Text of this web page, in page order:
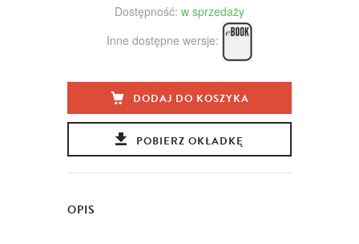
Dostępność: w sprzedaży
Inne dostępne wersje:
DODAJ DO KOSZYKA
POBIERZ OKŁADKĘ
OPIS